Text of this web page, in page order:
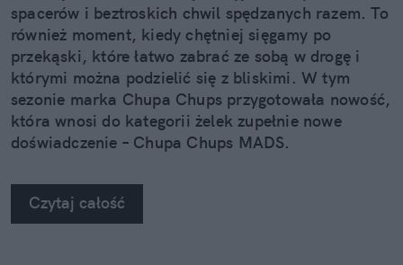
spacerów i beztroskich chwil spędzanych razem. To
również moment, kiedy chętniej sięgamy po
przekąski, które łatwo zabrać ze sobą w drogę i
którymi można podzielić się z bliskimi. W tym
sezonie marka Chupa Chups przygotowała nowość,
która wnosi do kategorii żelek zupełnie nowe
doświadczenie – Chupa Chups MADS.
Czytaj całość